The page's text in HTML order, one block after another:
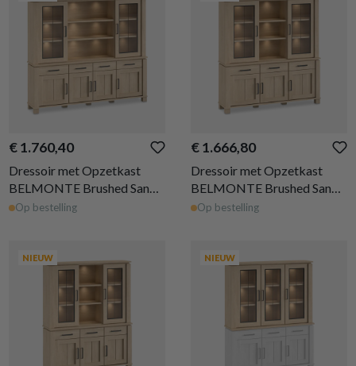
€ 1.760,40
Dressoir met Opzetkast
BELMONTE Brushed Sand
Oak B233
Op bestelling
€ 1.666,80
Dressoir met Opzetkast
BELMONTE Brushed Sand
Oak B199
Op bestelling
NIEUW NIEUW